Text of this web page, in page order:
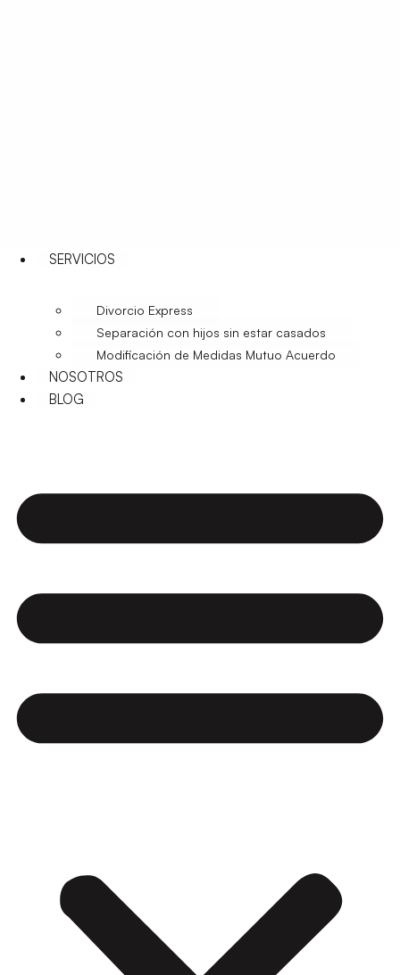
SERVICIOS
Divorcio Express
Separación con hijos sin estar casados
Modificación de Medidas Mutuo Acuerdo
NOSOTROS
BLOG